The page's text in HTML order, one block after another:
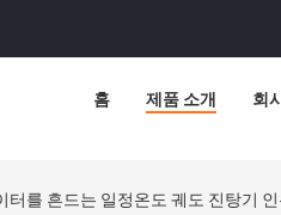
홈 제품 소개 회
터를 흔드는 일정온도 궤도 진탕기